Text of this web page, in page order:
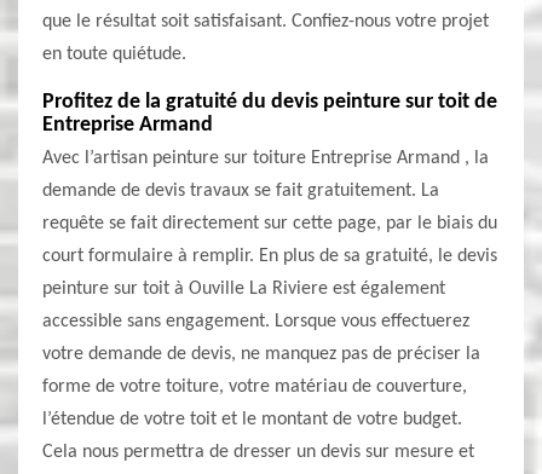
que le résultat soit satisfaisant. Confiez-nous votre projet
en toute quiétude.
Profitez de la gratuité du devis peinture sur toit de
Entreprise Armand
Avec l’artisan peinture sur toiture Entreprise Armand , la
demande de devis travaux se fait gratuitement. La
requête se fait directement sur cette page, par le biais du
court formulaire à remplir. En plus de sa gratuité, le devis
peinture sur toit à Ouville La Riviere est également
accessible sans engagement. Lorsque vous effectuerez
votre demande de devis, ne manquez pas de préciser la
forme de votre toiture, votre matériau de couverture,
l’étendue de votre toit et le montant de votre budget.
Cela nous permettra de dresser un devis sur mesure et